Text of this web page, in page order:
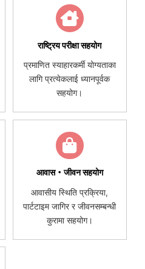
राष्ट्रिय परीक्षा सहयोग
प्रमाणित स्याहारकर्मी योग्यताका
लागि प्रत्येकलाई ध्यानपूर्वक
सहयोग।
आवास・जीवन सहयोग
आवासीय स्थिति प्रक्रिया,
पार्टटाइम जागिर र जीवनसम्बन्धी
कुरामा सहयोग।